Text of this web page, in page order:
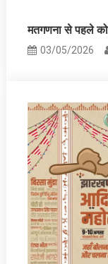
मतगणना से पहले
03/05/2026